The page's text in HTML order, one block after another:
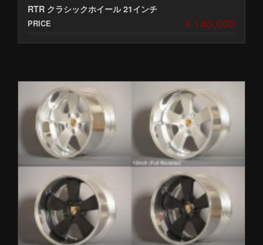
RTR クラシックホイール 21インチ
PRICE ¥ 140,000